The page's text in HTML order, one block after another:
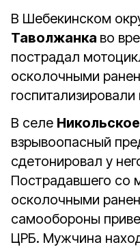
В Шебекинском
Таволжанка во
пострадал
осколочными
В селе Никольское
взрывоопасный
сдетонировал у
Пострадавшего со
осколочными
самообороны
ЦРБ. Мужчина